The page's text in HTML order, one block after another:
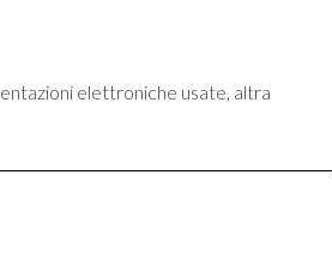
elettroniche usate, altra